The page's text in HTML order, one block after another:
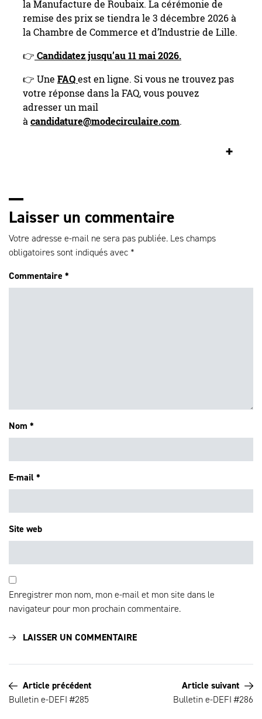
la Manufacture de Roubaix. La cérémonie de
remise des prix se tiendra le 3 décembre 2026 à
la Chambre de Commerce et d’Industrie de Lille.
👉 Candidatez jusqu’au 11 mai 2026.
👉 Une FAQest en ligne. Si vous ne trouvez pas
votre réponse dans la FAQ, vous pouvez
adresser un mail
àcandidature@modecirculaire.com.
+
Laisser un commentaire
Votre adresse e-mail ne sera pas publiée. Les champs
obligatoires sont indiqués avec *
Commentaire *
Nom *
E-mail *
Site web
Enregistrer mon nom, mon e-mail et mon site dans le
navigateur pour mon prochain commentaire.
Article précédent
Bulletin e-DEFI #285
Article suivant
Bulletin e-DEFI #286